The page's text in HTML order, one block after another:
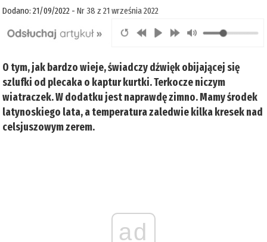
Dodano: 21/09/2022 -Nr 38 z 21 września 2022
O tym, jak bardzo wieje, świadczy dźwięk obijającej się
szlufki od plecaka o kaptur kurtki. Terkocze niczym
wiatraczek. W dodatku jest naprawdę zimno. Mamy środek
latynoskiego lata, a temperatura zaledwie kilka kresek nad
celsjuszowym zerem.
ad